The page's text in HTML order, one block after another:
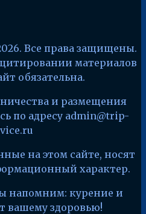
Все права защищены.
материалов
обязательна.
и размещения
по адресу admin@trip-
на этом сайте, носят
характер.
напомним: курение и
вашему здоровью!